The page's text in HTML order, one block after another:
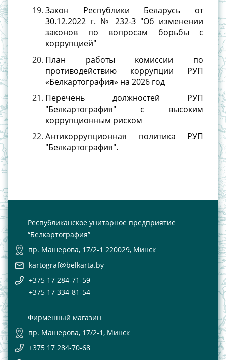
Закон Республики Беларусь от
30.12.2022 г. № 232-З "Об изменении
законов по вопросам борьбы с
коррупцией"
План работы комиссии по
противодействию коррупции РУП
«Белкартография» на 2026 год
Перечень должностей РУП
"Белкартография" с высоким
коррупционным риском
Антикоррупционная политика РУП
"Белкартография".
Республиканское унитарное предприятие
“Белкартография”
пр. Машерова, 17/2-1 220029, Минск
kartograf@belkarta.by
+375 17 284-71-59
+375 17 334-81-54
Фирменный магазин
пр. Машерова, 17/2-1, Минск
+375 17 284-70-68